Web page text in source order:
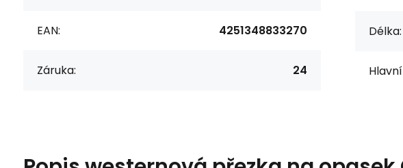
EAN: 4251348833270
Záruka: 24
Délka: